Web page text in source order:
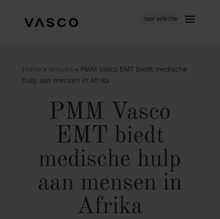
taal selectie
Home » Nieuws » PMM Vasco EMT biedt medische
hulp aan mensen in Afrika
PMM Vasco
EMT biedt
medische hulp
aan mensen in
Afrika